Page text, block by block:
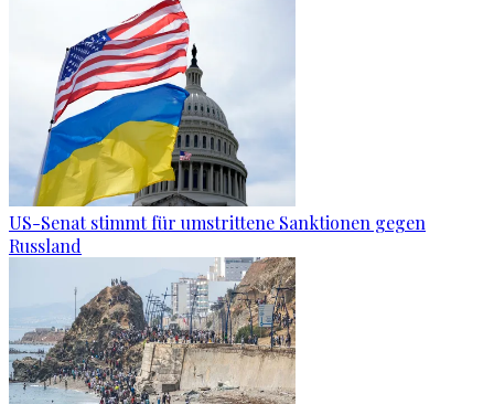
US-Senat stimmt für umstrittene Sanktionen gegen
Russland